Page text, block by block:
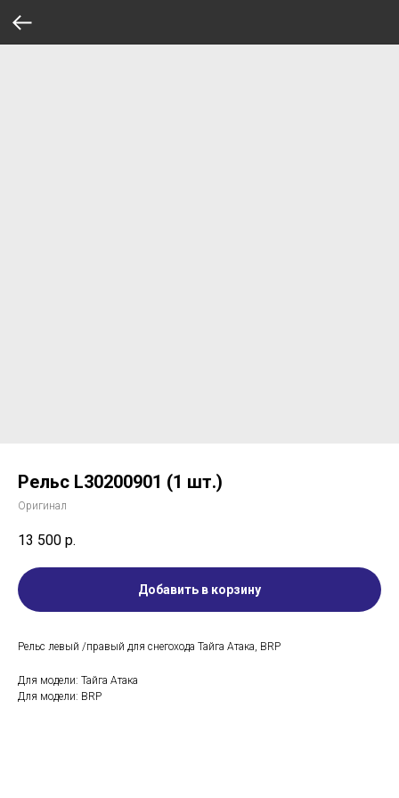
Рельс L30200901 (1 шт.)
Оригинал
13 500 р.
Добавить в корзину
Рельс левый /правый для снегохода Тайга Атака, BRP
Для модели: Тайга Атака
Для модели: BRP